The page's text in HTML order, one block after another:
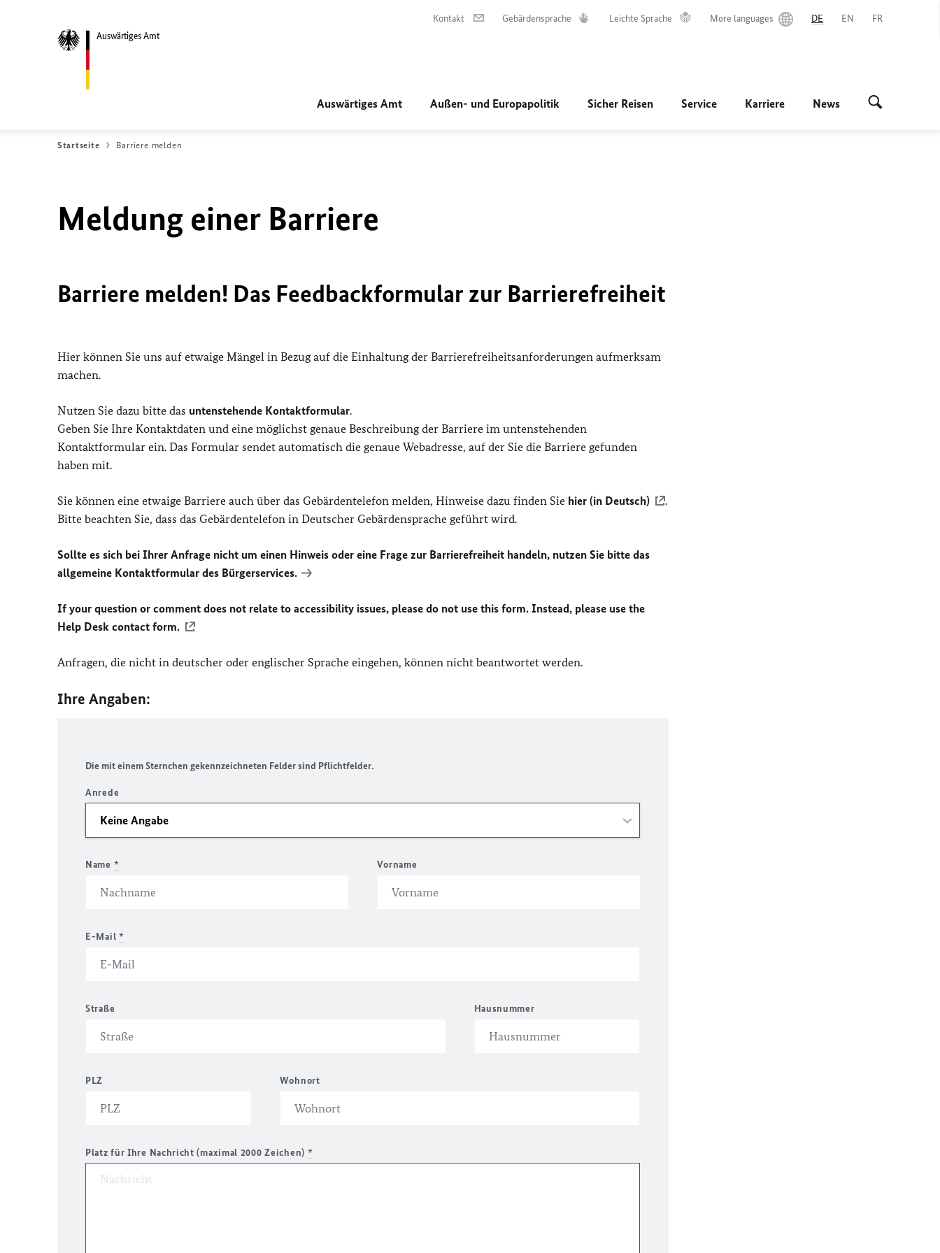
Auswärtiges Amt
Kontakt Gebärdensprache Leichte Sprache More languages DE EN FR
Auswärtiges Amt Außen- und Europapolitik Sicher Reisen Service Karriere News
Startseite Barriere melden
Meldung einer Barriere
Barriere melden! Das Feedbackformular zur Barrierefreiheit
Hier können Sie uns auf etwaige Mängel in Bezug auf die Einhaltung der Barrierefreiheitsanforderungen aufmerksam
machen.
Nutzen Sie dazu bitte das untenstehende Kontaktformular.
Geben Sie Ihre Kontaktdaten und eine möglichst genaue Beschreibung der Barriere im untenstehenden
Kontaktformular ein. Das Formular sendet automatisch die genaue Webadresse, auf der Sie die Barriere gefunden
haben mit.
Sie können eine etwaige Barriere auch über das Gebärdentelefon melden, Hinweise dazu finden Sie hier (in Deutsch)
.
Bitte beachten Sie, dass das Gebärdentelefon in Deutscher Gebärdensprache geführt wird.
Sollte es sich bei Ihrer Anfrage nicht um einen Hinweis oder eine Frage zur Barrierefreiheit handeln, nutzen Sie bitte das
allgemeine Kontaktformular des Bürgerservices.
If your question or comment does not relate to accessibility issues, please do not use this form. Instead, please use the
Help Desk contact form.
Anfragen, die nicht in deutscher oder englischer Sprache eingehen, können nicht beantwortet werden.
Ihre Angaben:
Die mit einem Sternchen gekennzeichneten Felder sind Pflichtfelder.
Anrede
Name * Vorname
E-Mail *
Straße Hausnummer
PLZ Wohnort
Platz für Ihre Nachricht (maximal 2000 Zeichen) *